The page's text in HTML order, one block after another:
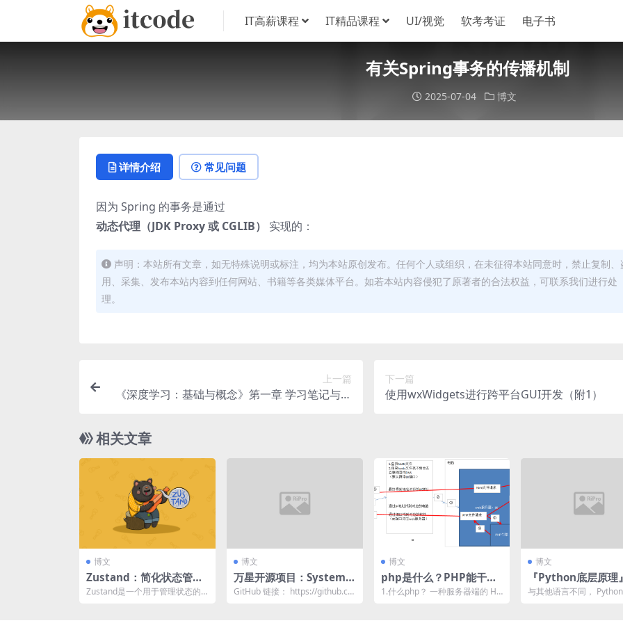
IT高薪课程 IT精品课程 UI/视觉 软考考证 电子书
有关Spring事务的传播机制
2025-07-04 博文
详情介绍 常见问题
因为 Spring 的事务是通过
动态代理（JDK Proxy 或 CGLIB）
实现的：
声明：本站所有文章，如无特殊说明或标注，均为本站原创发布。任何个人或组织，在未征得本站同意时，禁止复制、
用、采集、发布本站内容到任何网站、书籍等各类媒体平台。如若本站内容侵犯了原著者的合法权益，可联系我们进行处
理。
上一篇
《深度学习：基础与概念》第一章 学习笔记与思
下一篇
使用wxWidgets进行跨平台GUI开发（附1）
相关文章
博文
Zustand：简化状态管理
的现代React状态库
Zustand是一个用于管理状态的
博文
万星开源项目：System
Design Primer – 学习系
GitHub 链接： https://github.co
博文
php是什么？PHP能干什
么？
1.什么php？ 一种服务器端的 HT
博文
『Python底层原理
thon整数为什么可
与其他语言不同，